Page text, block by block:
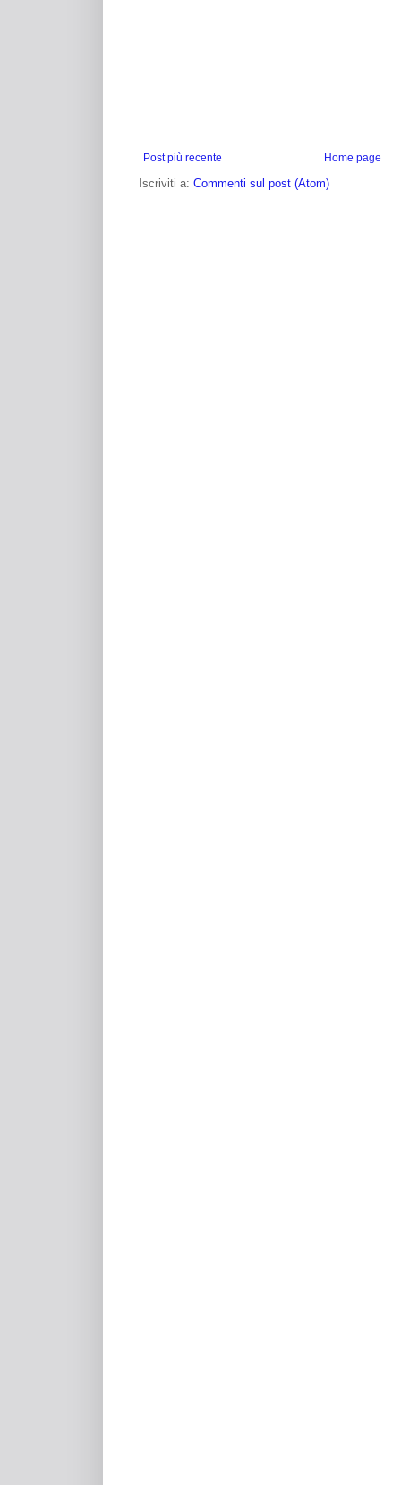
Post più recente Home page
Iscriviti a: Commenti sul post (Atom)